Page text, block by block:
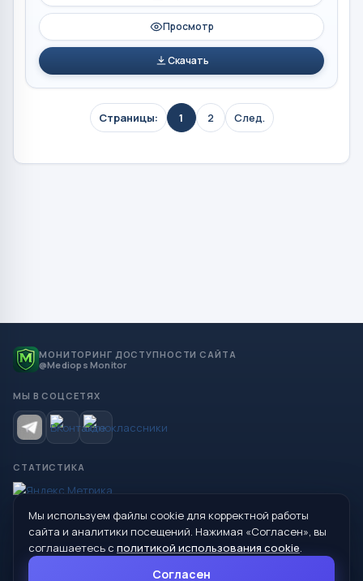
Просмотр
Скачать
Страницы: 1 2 След.
МОНИТОРИНГ ДОСТУПНОСТИ САЙТА
@Mediops Monitor
МЫ В СОЦСЕТЯХ
СТАТИСТИКА
© 2026 Управление образования Администрации МО
Сухой Лог
624800, Свердловская область, г. Сухой Лог, ул. Кирова, дом 7
Мы используем файлы cookie для корректной работы
сайта и аналитики посещений. Нажимая «Согласен», вы
соглашаетесь с политикой использования cookie.
Согласен